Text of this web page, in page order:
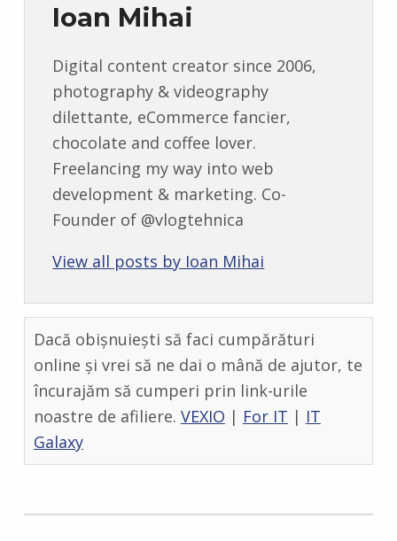
Ioan Mihai
Digital content creator since 2006,
photography & videography
dilettante, eCommerce fancier,
chocolate and coffee lover.
Freelancing my way into web
development & marketing. Co-
Founder of @vlogtehnica
View all posts by Ioan Mihai
Dacă obișnuiești să faci cumpărături
online și vrei să ne dai o mână de ajutor, te
încurajăm să cumperi prin link-urile
noastre de afiliere. VEXIO | For IT | IT
Galaxy